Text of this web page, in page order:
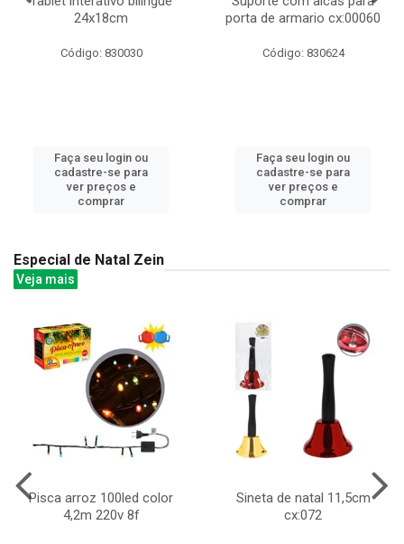
24x18cm
Código: 830030
Faça seu login ou
cadastre-se para
ver preços e
comprar
porta de armario cx:00060
Código: 830624
Faça seu login ou
cadastre-se para
ver preços e
comprar
Especial de Natal Zein
Veja mais
Pisca arroz 100led color
4,2m 220v 8f
Sineta de natal 11,5cm
cx:072